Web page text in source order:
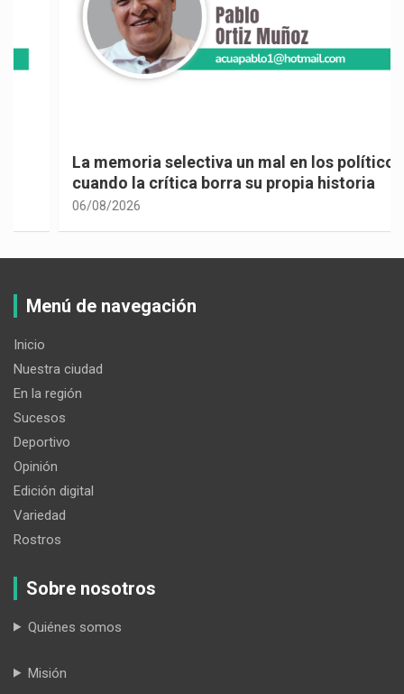
La memoria selectiva un mal en los políticos,
cuando la crítica borra su propia historia
06/08/2026
Menú de navegación
Inicio
Nuestra ciudad
En la región
Sucesos
Deportivo
Opinión
Edición digital
Variedad
Rostros
Sobre nosotros
Quiénes somos
Misión